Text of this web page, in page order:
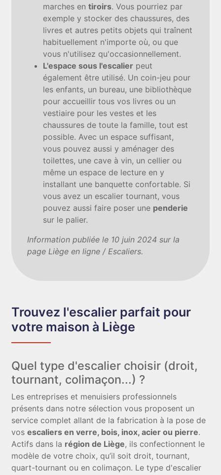
marches entiroirs. Vous pourriez par
exemple y stocker des chaussures, des
livres et autres petits objets qui traînent
habituellement n'importe où, ou que
vous n'utilisez qu'occasionnellement.
L'espace sous l'escalier peut
également être utilisé. Un coin-jeu pour
les enfants, un bureau, une bibliothèque
pour accueillir tous vos livres ou un
vestiaire pour les vestes et les
chaussures de toute la famille, tout est
possible. Avec un espace suffisant,
vous pouvez aussi y aménager des
toilettes, une cave à vin, un cellier ou
même un espace de lecture en y
installant une banquette confortable. Si
vous avez un escalier tournant, vous
pouvez aussi faire poser une penderie
sur le palier.
Information publiée le 10 juin 2024 sur la
page Liège en ligne / Escaliers.
Trouvez l'escalier parfait pour
votre maison à Liège
Quel type d'escalier choisir (droit,
tournant, colimaçon...) ?
Les entreprises et menuisiers professionnels
présents dans notre sélection vous proposent un
service complet allant de la fabrication à la pose de
vosescaliers en verre, bois, inox, acier ou pierre.
Actifs dans la région de Liège, ils confectionnent le
modèle de votre choix, qu’il soit droit, tournant,
quart-tournant ou en colimaçon. Le type d'escalier